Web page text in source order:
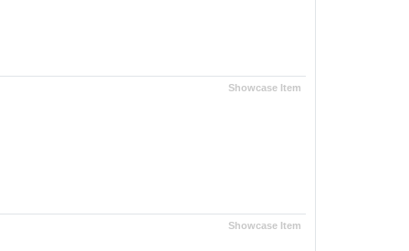
Showcase Item
Showcase Item